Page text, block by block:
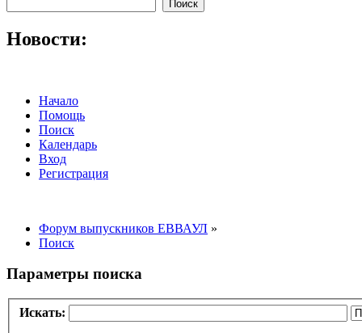
Новости:
Начало
Помощь
Поиск
Календарь
Вход
Регистрация
Форум выпускников ЕВВАУЛ »
Поиск
Параметры поиска
Искать: